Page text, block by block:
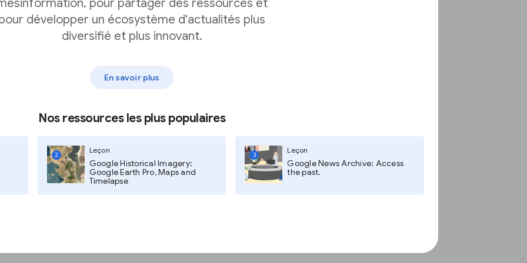
pour partager des ressources et
développer un écosystème d'actualités plus
diversifié et plus innovant.
En savoir plus
Nos ressources les plus populaires
2
Leçon
Google Historical Imagery:
Google Earth Pro, Maps and
Timelapse
3
Leçon
Google News Archive: Access
the past.
organisation.
organisation pour
pour
et voir si vous êtes
avec les membres
Les questions